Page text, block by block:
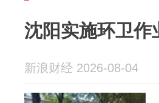
沈阳实施环卫作
新浪财经 2026-08-04